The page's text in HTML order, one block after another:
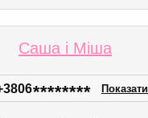
Саша і Міша
******** Показати